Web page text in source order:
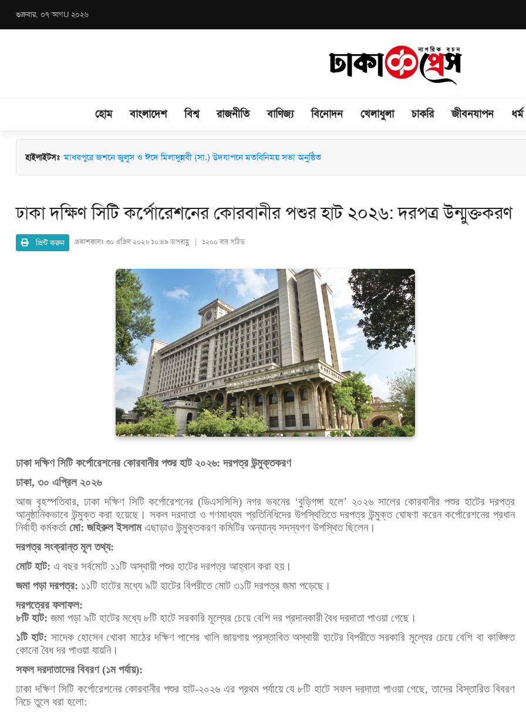
শুক্রবার, ০৭ আগU ২০২৬
হোম বাংলাদেশ বিশ্ব রাজনীতি বাণিজ্য বিনোদন খেলাধুলা চাকরি জীবনযাপন ধর্ম
হাইলাইটসঃ মাধবপুরে জশনে জুলুস ও ঈদে মিলাদুন্নবী (সা.) উদযাপনে মতবিনিময় সভা অনুষ্ঠিত
ঢাকা দক্ষিণ সিটি কর্পোরেশনের কোরবানীর পশুর হাট ২০২৬: দরপত্র উন্মুক্তকরণ
প্রিন্ট করুন প্রকাশকালঃ ৩০ এপ্রিল ২০২৬ ১০:৪৯ অপরাহ্ণ | ১২০০ বার পঠিত
ঢাকা দক্ষিণ সিটি কর্পোরেশনের কোরবানীর পশুর হাট ২০২৬: দরপত্র উন্মুক্তকরণ
ঢাকা, ৩০ এপ্রিল ২০২৬
আজ বৃহস্পতিবার, ঢাকা দক্ষিণ সিটি কর্পোরেশনের (ডিএসসিসি) নগর ভবনের ‘বুড়িগঙ্গা হলে’ ২০২৬ সালের কোরবানীর পশুর হাটের দরপত্র
আনুষ্ঠানিকভাবে উন্মুক্ত করা হয়েছে। সকল দরদাতা ও গণমাধ্যম প্রতিনিধিদের উপস্থিতিতে দরপত্র উন্মুক্ত ঘোষণা করেন কর্পোরেশনের প্রধান
নির্বাহী কর্মকর্তা মো: জহিরুল ইসলামএছাড়াও উন্মুক্তকরণ কমিটির অন্যান্য সদস্যগণ উপস্থিত ছিলেন।
দরপত্র সংক্রান্ত মূল তথ্য:
মোট হাট: এ বছর সর্বমোট ১১টি অস্থায়ী পশুর হাটের দরপত্র আহ্বান করা হয়।
জমা পড়া দরপত্র: ১১টি হাটের মধ্যে ৯টি হাটের বিপরীতে মোট ৩১টি দরপত্র জমা পড়েছে।
দরপত্রের ফলাফল:
৮টি হাট: জমা পড়া ৯টি হাটের মধ্যে ৮টি হাটে সরকারি মূল্যের চেয়ে বেশি দর প্রদানকারী বৈধ দরদাতা পাওয়া গেছে।
১টি হাট: সাদেক হোসেন খোকা মাঠের দক্ষিণ পাশের খালি জায়গায় প্রস্তাবিত অস্থায়ী হাটের বিপরীতে সরকারি মূল্যের চেয়ে বেশি বা কাঙ্ক্ষিত
কোনো বৈধ দর পাওয়া যায়নি।
সফল দরদাতাদের বিবরণ (১ম পর্যায়):
ঢাকা দক্ষিণ সিটি কর্পোরেশনের কোরবানীর পশুর হাট-২০২৬ এর প্রথম পর্যায়ে যে ৮টি হাটে সফল দরদাতা পাওয়া গেছে, তাদের বিস্তারিত বিবরণ
নিচে তুলে ধরা হলো: